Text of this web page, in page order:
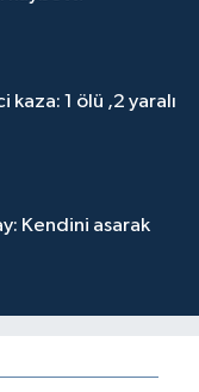
kaza: 1 ölü ,2 yaralı
Kendini asarak